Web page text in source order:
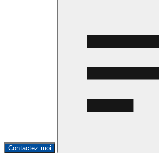
Contactez moi